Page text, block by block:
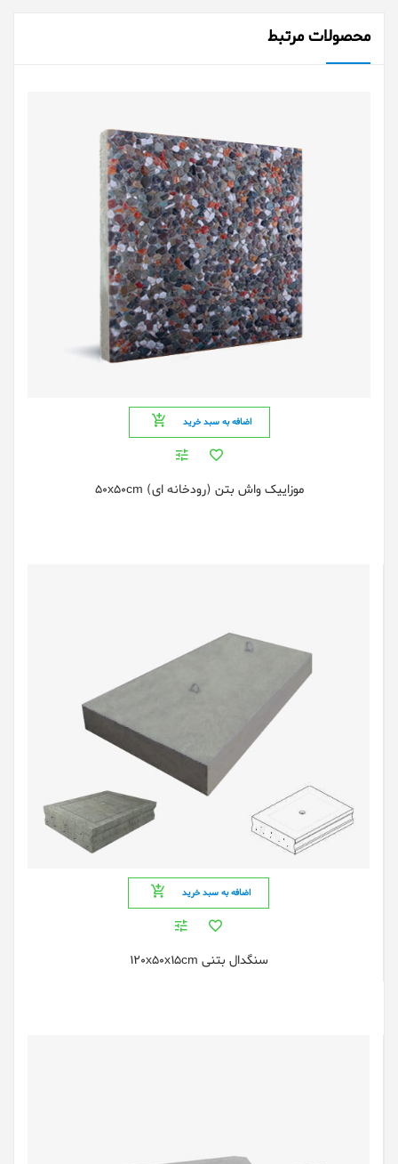
محصولات مرتبط
اضافه به سبد خرید
موزاییک واش بتن (رودخانه ای) 50x50cm
اضافه به سبد خرید
سنگدال بتنی 120x50x15cm